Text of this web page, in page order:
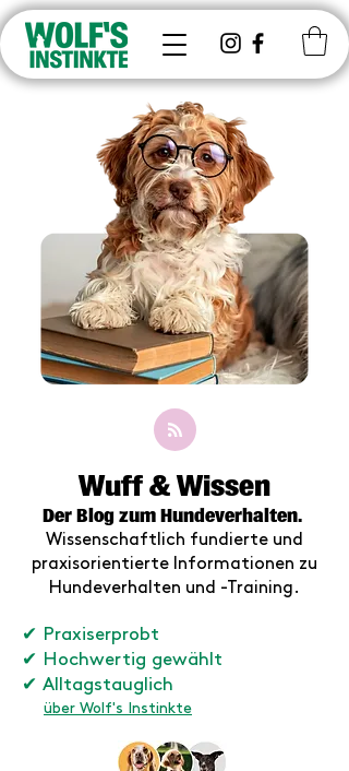
Wuff & Wissen
Der Blog zum Hundeverhalten.
Wissenschaftlich fundierte und
praxisorientierte Informationen zu
Hundeverhalten und -Training .
✔ Praxiserprobt
✔ Hochwertig gewählt
✔ Alltagstauglich
über Wolf's Instinkte